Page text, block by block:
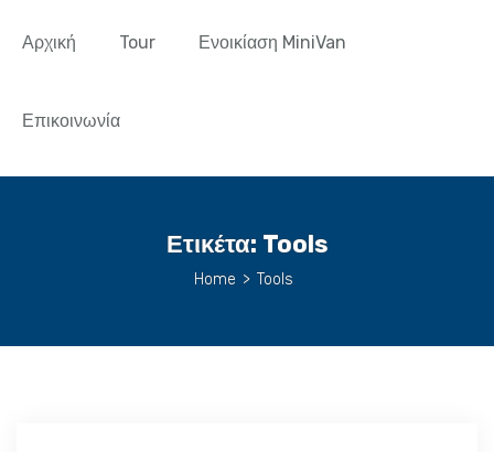
Αρχική Tour Ενοικίαση MiniVan
Επικοινωνία
Ετικέτα: Tools
Home > Tools